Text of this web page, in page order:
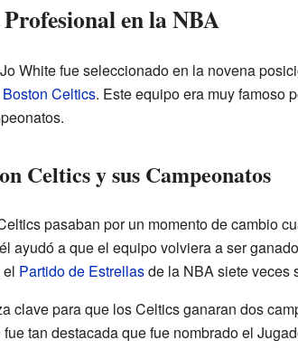
en la NBA
White fue seleccionado en la novena
Boston Celtics. Este equipo era muy famoso
Celtics y sus Campeonatos
pasaban por un momento de cambio
ayudó a que el equipo volviera a ser
Partido de Estrellasde la NBA siete veces
clave para que los Celtics ganaran dos
tan destacada que fue nombrado el